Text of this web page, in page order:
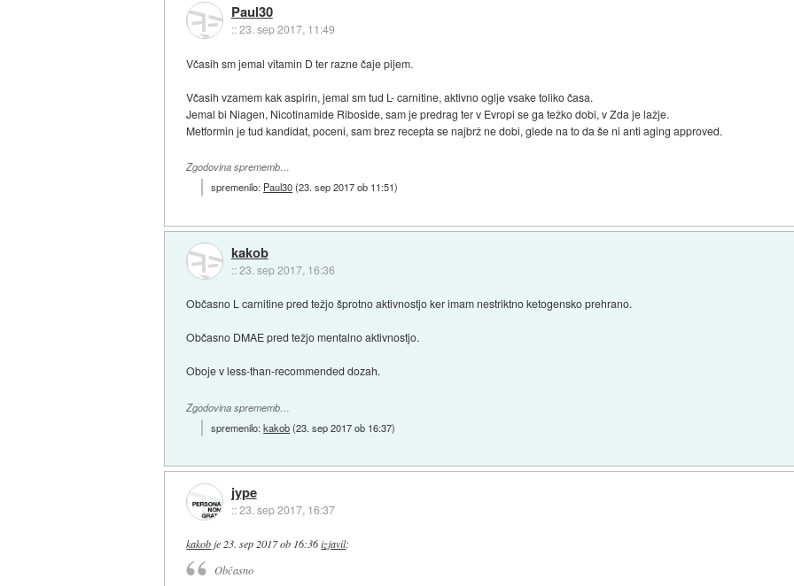
Paul30
::23. sep 2017, 11:49
Včasih sm jemal vitamin D ter razne čaje pijem.
Včasih vzamem kak aspirin, jemal sm tud L- carnitine, aktivno oglje vsake toliko časa.
Jemal bi Niagen, Nicotinamide Riboside, sam je predrag ter v Evropi se ga težko dobi, v Zda je lažje.
Metformin je tud kandidat, poceni, sam brez recepta se najbrž ne dobi, glede na to da še ni anti aging approved.
Zgodovina sprememb…
spremenilo: Paul30(23. sep 2017 ob 11:51)
kakob
::23. sep 2017, 16:36
Občasno L carnitine pred težjo šprotno aktivnostjo ker imam nestriktno ketogensko prehrano.
Občasno DMAE pred težjo mentalno aktivnostjo.
Oboje v less-than-recommended dozah.
Zgodovina sprememb…
spremenilo:kakob(23. sep 2017 ob 16:37)
jype
::23. sep 2017, 16:37
kakob je 23. sep 2017 ob 16:36 izjavil:
Občasno